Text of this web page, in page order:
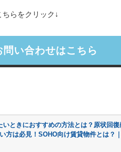
らをクリック↓
い合わせはこちら
ときにおすすめの方法とは？原状回復
方は必見！SOHO向け賃貸物件とは？